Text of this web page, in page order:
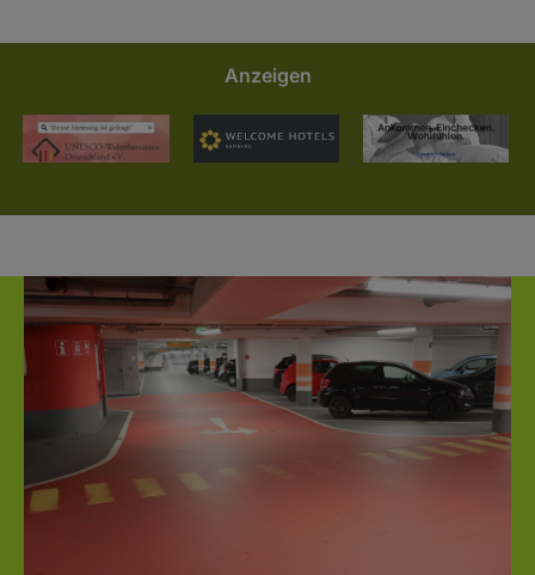
Anzeigen